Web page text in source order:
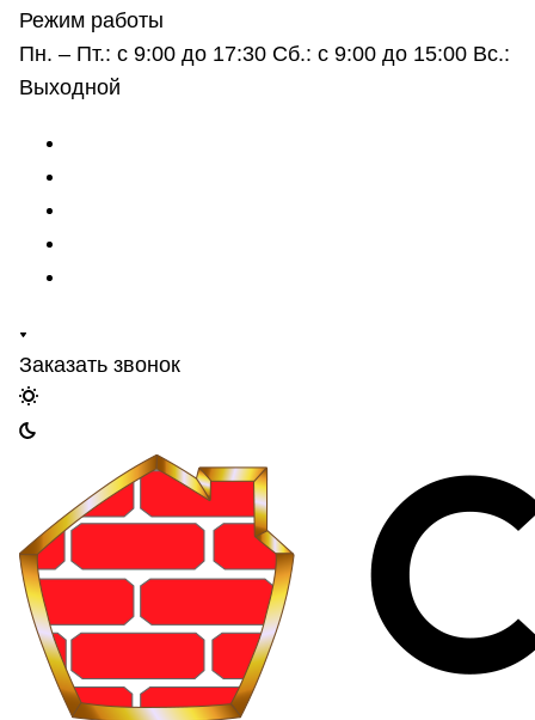
Режим работы
Пн. – Пт.: с 9:00 до 17:30 Сб.: с 9:00 до 15:00 Вс.:
Выходной
Заказать звонок